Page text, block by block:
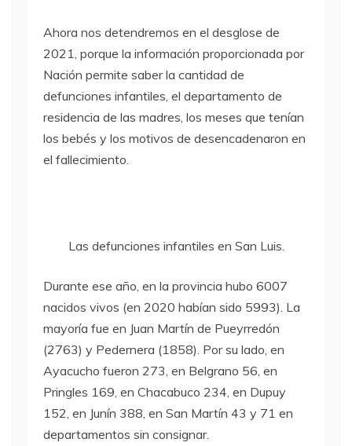
Ahora nos detendremos en el desglose de
2021, porque la información proporcionada por
Nación permite saber la cantidad de
defunciones infantiles, el departamento de
residencia de las madres, los meses que tenían
los bebés y los motivos de desencadenaron en
el fallecimiento.
Las defunciones infantiles en San Luis.
Durante ese año, en la provincia hubo 6007
nacidos vivos (en 2020 habían sido 5993). La
mayoría fue en Juan Martín de Pueyrredón
(2763) y Pedernera (1858). Por su lado, en
Ayacucho fueron 273, en Belgrano 56, en
Pringles 169, en Chacabuco 234, en Dupuy
152, en Junín 388, en San Martín 43 y 71 en
departamentos sin consignar.